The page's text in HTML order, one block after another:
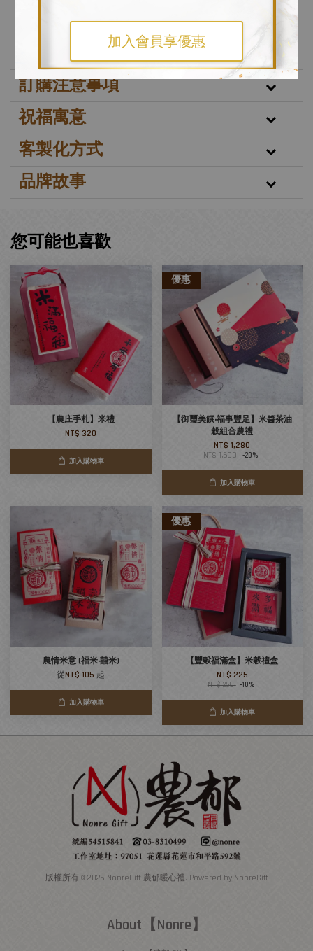
加入會員享優惠
訂購注意事項
祝福寓意
客製化方式
品牌故事
您可能也喜歡
【農庄手札】米禮
NT$ 320
加入購物車
優惠
【御璽美饌‧福事豐足】米醬茶油
穀組合農禮
NT$ 1,280
NT$ 1,600 -20%
加入購物車
農情米意 (福米‧囍米)
從NT$ 105 起
加入購物車
優惠
【豐穀福滿盒】米穀禮盒
NT$ 225
NT$ 250 -10%
加入購物車
版權所有© 2026 NonreGift 農郁暖心禮. Powered by NonreGift
About【Nonre】